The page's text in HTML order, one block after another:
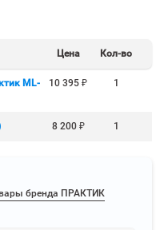
Цена Кол-во
ML-
10 395₽ 1
8 200 ₽ 1
бренда ПРАКТИК